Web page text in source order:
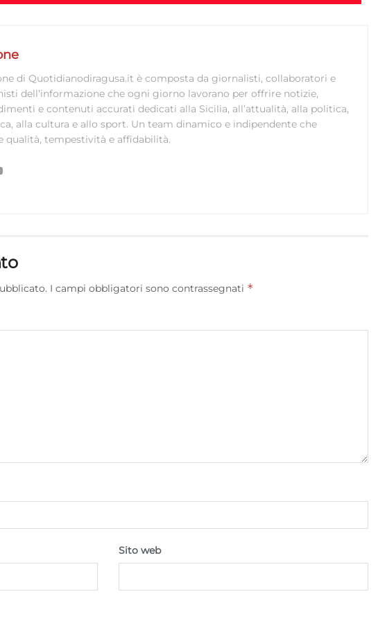
correggere errori, Erogare e presentare
di Quotidianodiragusa.it è composta da giornalisti, collaboratori e
dell’informazione che ogni giorno lavorano per offrire notizie,
e contenuti accurati dedicati alla Sicilia, all’attualità, alla politica,
alla cultura e allo sport. Un team dinamico e indipendente che
qualità, tempestività e affidabilità.
I campi obbligatori sono contrassegnati *
Sito web